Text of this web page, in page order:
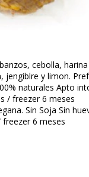
cebolla,
jengiblre y limon.
naturales Apto
/ freezer 6 meses
Sin Soja Sin
freezer 6 meses